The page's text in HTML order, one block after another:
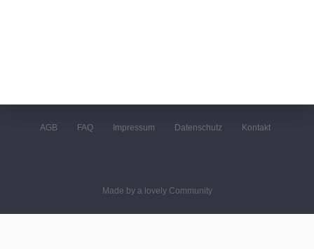
AGB FAQ Impressum Datenschutz Kontakt
Made by a lovely Community